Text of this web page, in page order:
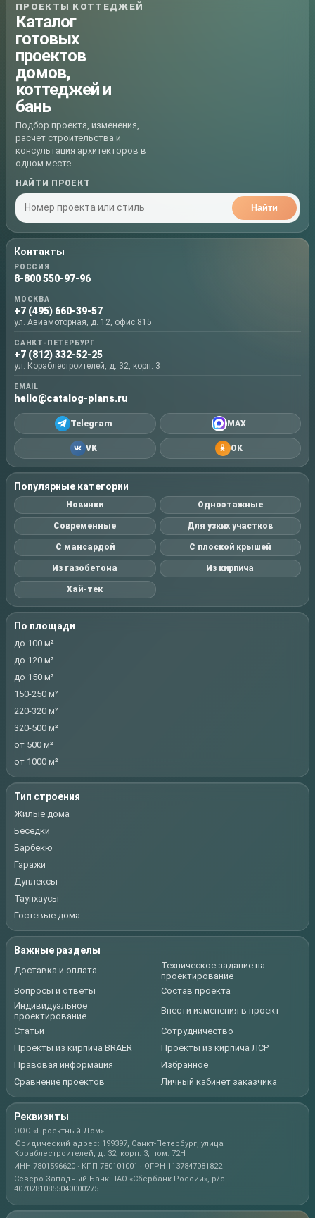
ПРОЕКТЫ КОТТЕДЖЕЙ
Каталог
готовых
проектов
домов,
коттеджей и
бань
Подбор проекта, изменения,
расчёт строительства и
консультация архитекторов в
одном месте.
НАЙТИ ПРОЕКТ
Найти
Контакты
РОССИЯ
8-800 550-97-96
МОСКВА
+7 (495) 660-39-57
ул. Авиамоторная, д. 12, офис 815
САНКТ-ПЕТЕРБУРГ
+7 (812) 332-52-25
ул. Кораблестроителей, д. 32, корп. 3
EMAIL
hello@catalog-plans.ru
Telegram MAX
VK OK
Популярные категории
Новинки Одноэтажные
Современные Для узких участков
С мансардой С плоской крышей
Из газобетона Из кирпича
Хай-тек
По площади
до 100 м²
до 120 м²
до 150 м²
150-250 м²
220-320 м²
320-500 м²
от 500 м²
от 1000 м²
Тип строения
Жилые дома
Беседки
Барбекю
Гаражи
Дуплексы
Таунхаусы
Гостевые дома
Важные разделы
Доставка и оплата
Техническое задание на
проектирование
Вопросы и ответы
Состав проекта
Индивидуальное
проектирование
Внести изменения в проект
Статьи
Сотрудничество
Проекты из кирпича BRAER
Проекты из кирпича ЛСР
Правовая информация
Избранное
Сравнение проектов
Личный кабинет заказчика
Реквизиты
ООО «Проектный Дом»
Юридический адрес: 199397, Санкт-Петербург, улица
Кораблестроителей, д. 32, корп. 3, пом. 72Н
ИНН 7801596620 · КПП 780101001 · ОГРН 1137847081822
Северо-Западный Банк ПАО «Сбербанк России», р/с
40702810855040000275